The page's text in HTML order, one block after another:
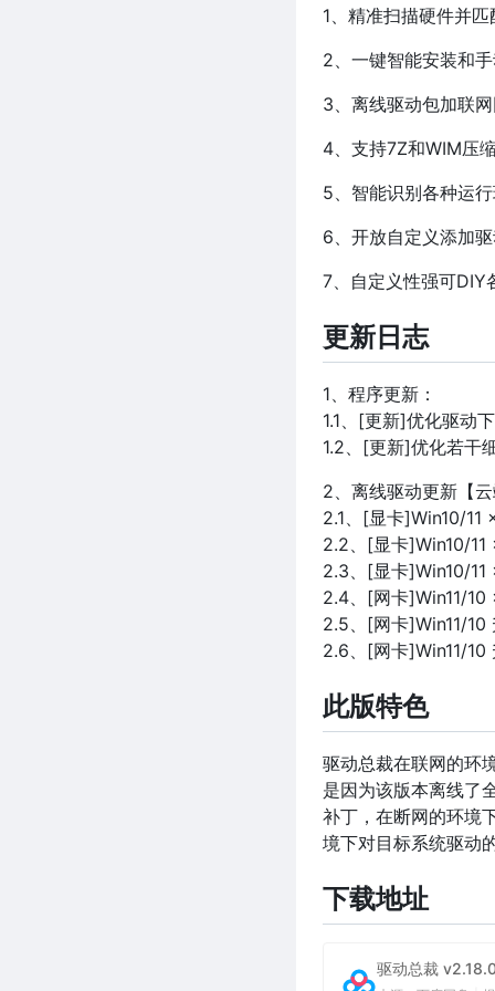
1、精准扫描硬件并
2、一键智能安装和
3、离线驱动包加联
4、支持7Z和WIM压
5、智能识别各种运
6、开放自定义添加
7、自定义性强可DIY
更新日志
1、程序更新：
1.1、[更新]优化驱动
1.2、[更新]优化若干
2、离线驱动更新【
2.1、[显卡]Win10/
2.2、[显卡]Win10/
2.3、[显卡]Win10/
2.4、[网卡]Win11/
2.5、[网卡]Win11/
2.6、[网卡]Win11/
此版特色
驱动总裁在联网的环
是因为该版本离线了
补丁，在断网的环境
境下对目标系统驱动
下载地址
驱动总裁